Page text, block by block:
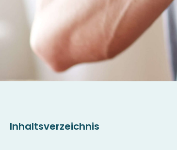
Inhaltsverzeichnis